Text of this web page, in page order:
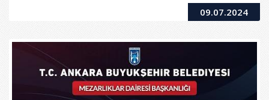
09.07.2024